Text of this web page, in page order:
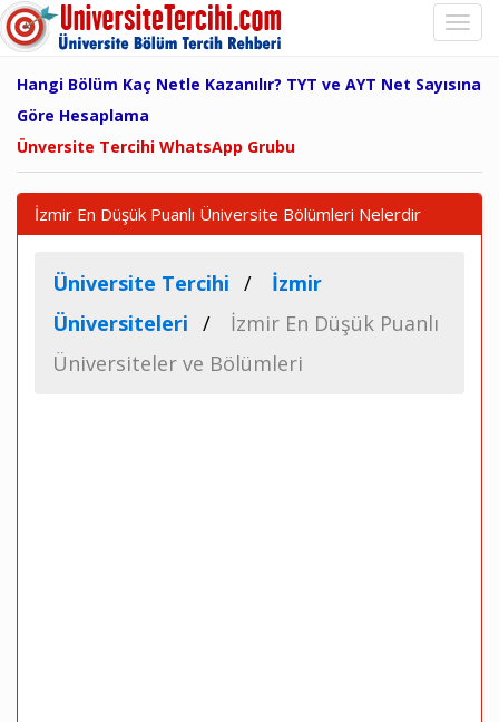
Hangi Bölüm Kaç Netle Kazanılır? TYT ve AYT Net Sayısına
Göre Hesaplama
Ünversite Tercihi WhatsApp Grubu
İzmir En Düşük Puanlı Üniversite Bölümleri Nelerdir
Üniversite Tercihi
İzmir
Üniversiteleri
İzmir En Düşük Puanlı
Üniversiteler ve Bölümleri